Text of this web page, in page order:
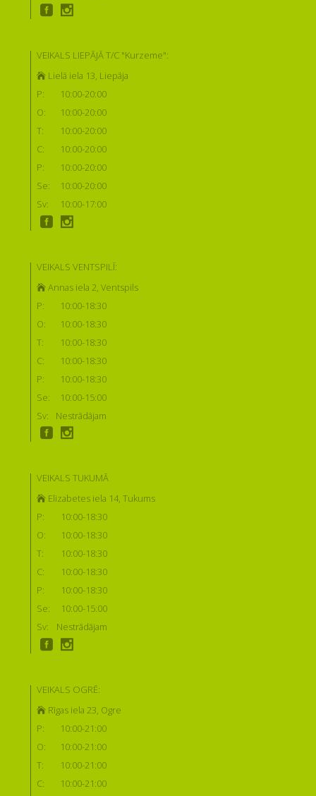
VEIKALS LIEPĀJĀ T/C "Kurzeme":
Lielā iela 13, Liepāja
P:
10:00-20:00
O:
10:00-20:00
T:
10:00-20:00
C:
10:00-20:00
P:
10:00-20:00
Se:
10:00-20:00
Sv:
10:00-17:00
VEIKALS VENTSPILĪ:
Annas iela 2, Ventspils
P:
10:00-18:30
O:
10:00-18:30
T:
10:00-18:30
C:
10:00-18:30
P:
10:00-18:30
Se:
10:00-15:00
Sv:
Nestrādājam
VEIKALS TUKUMĀ
Elizabetes iela 14, Tukums
P:
10:00-18:30
O:
10:00-18:30
T:
10:00-18:30
C:
10:00-18:30
P:
10:00-18:30
Se:
10:00-15:00
Sv:
Nestrādājam
VEIKALS OGRĒ:
Rīgas iela 23, Ogre
P:
10:00-21:00
O:
10:00-21:00
T:
10:00-21:00
C:
10:00-21:00